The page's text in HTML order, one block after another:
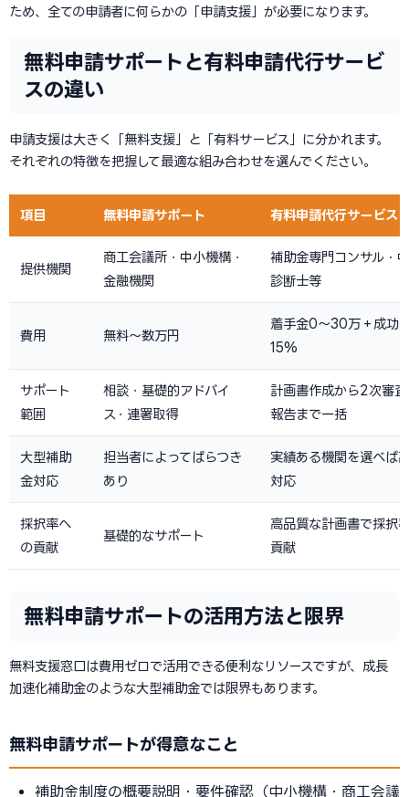
ため、全ての申請者に何らかの「申請支援」が必要になります。
無料申請サポートと有料申請代行サービ
スの違い
申請支援は大きく「無料支援」と「有料サービス」に分かれます。
それぞれの特徴を把握して最適な組み合わせを選んでください。
項目 無料申請サポート 有料申請代行サービス
提供機関
商工会議所・中小機構・
金融機関
補助金専門コンサル・
診断士等
費用 無料〜数万円
着手金0〜30万＋成功
15%
サポート
範囲
相談・基礎的アドバイ
ス・連署取得
計画書作成から2次審
報告まで一括
大型補助
金対応
担当者によってばらつき
あり
実績ある機関を選べば
対応
採択率へ
の貢献
基礎的なサポート
高品質な計画書で採択
貢献
無料申請サポートの活用方法と限界
無料支援窓口は費用ゼロで活用できる便利なリソースですが、成長
加速化補助金のような大型補助金では限界もあります。
無料申請サポートが得意なこと
補助金制度の概要説明・要件確認（中小機構・商工会議